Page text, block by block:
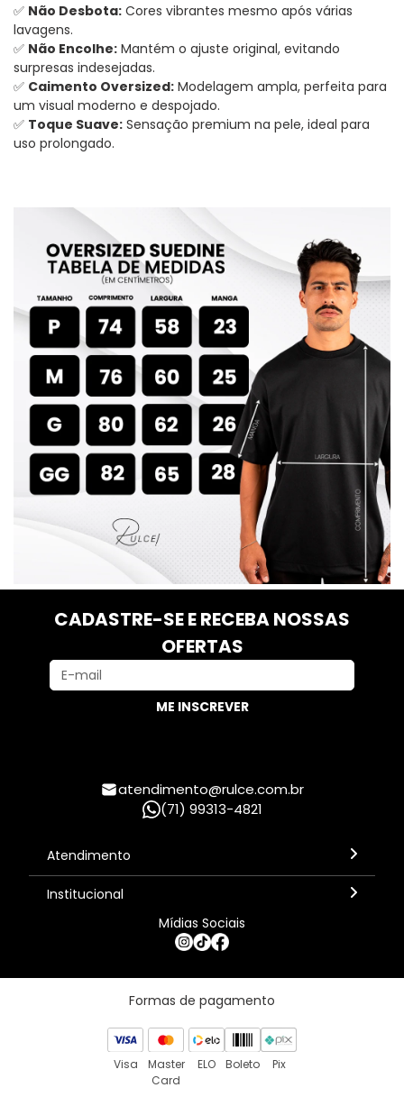
✅ Não Desbota: Cores vibrantes mesmo após várias
lavagens.
✅ Não Encolhe: Mantém o ajuste original, evitando
surpresas indesejadas.
✅ Caimento Oversized: Modelagem ampla, perfeita para
um visual moderno e despojado.
✅ Toque Suave: Sensação premium na pele, ideal para
uso prolongado.
CADASTRE-SE E RECEBA NOSSAS
OFERTAS
ME INSCREVER
atendimento@rulce.com.br
(71) 99313-4821
Atendimento
Institucional
Mídias Sociais
Formas de pagamento
Visa
Master
Card
ELO Boleto Pix